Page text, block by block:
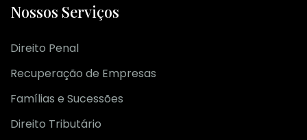
Nossos Serviços
Direito Penal
Recuperação de Empresas
Famílias e Sucessões
Direito Tributário